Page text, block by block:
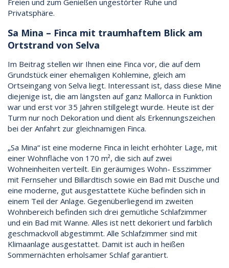
Freien und zum Genießen ungestörter Ruhe und
Privatsphäre.
Sa Mina – Finca mit traumhaftem Blick am
Ortstrand von Selva
Im Beitrag stellen wir Ihnen eine Finca vor, die auf dem
Grundstück einer ehemaligen Kohlemine, gleich am
Ortseingang von Selva liegt. Interessant ist, dass diese Mine
diejenige ist, die am längsten auf ganz Mallorca in Funktion
war und erst vor 35 Jahren stillgelegt wurde. Heute ist der
Turm nur noch Dekoration und dient als Erkennungszeichen
bei der Anfahrt zur gleichnamigen Finca.
„Sa Mina“ ist eine moderne Finca in leicht erhöhter Lage, mit
einer Wohnfläche von 170 m², die sich auf zwei
Wohneinheiten verteilt. Ein geräumiges Wohn- Esszimmer
mit Fernseher und Billardtisch sowie ein Bad mit Dusche und
eine moderne, gut ausgestattete Küche befinden sich in
einem Teil der Anlage. Gegenüberliegend im zweiten
Wohnbereich befinden sich drei gemütliche Schlafzimmer
und ein Bad mit Wanne. Alles ist nett dekoriert und farblich
geschmackvoll abgestimmt. Alle Schlafzimmer sind mit
Klimaanlage ausgestattet. Damit ist auch in heißen
Sommernächten erholsamer Schlaf garantiert.